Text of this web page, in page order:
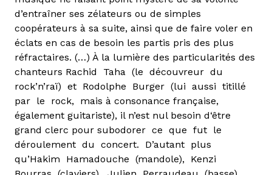
d’entraîner ses zélateurs ou de simples
coopérateurs à sa suite, ainsi que de faire voler en
éclats en cas de besoin les partis pris des plus
réfractaires. (…) À la lumière des particularités des
chanteurs Rachid Taha (le découvreur du
rock’n’raï) et Rodolphe Burger (lui aussi titillé
par le rock, mais à consonance française,
également guitariste), il n’est nul besoin d‘être
grand clerc pour subodorer ce que fut le
déroulement du concert. D’autant plus
qu’Hakim Hamadouche (mandole), Kenzi